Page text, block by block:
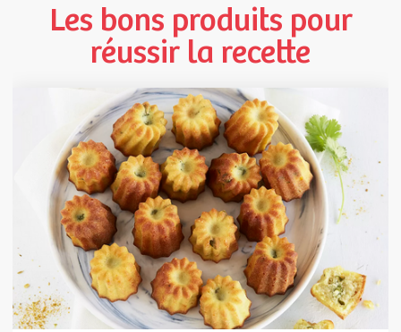
Les bons produits pour
réussir la recette